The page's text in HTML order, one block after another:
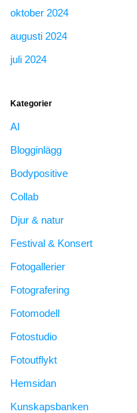
oktober 2024
augusti 2024
juli 2024
Kategorier
AI
Blogginlägg
Bodypositive
Collab
Djur & natur
Festival & Konsert
Fotogallerier
Fotografering
Fotomodell
Fotostudio
Fotoutflykt
Hemsidan
Kunskapsbanken